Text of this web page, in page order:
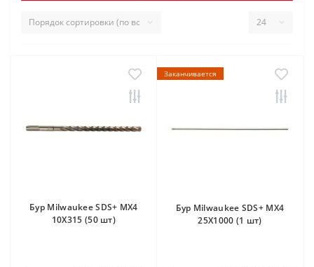
Бур Milwaukee SDS+ MX4
10X315 (50 шт)
Заканчивается
Бур Milwaukee SDS+ MX4
25X1000 (1 шт)